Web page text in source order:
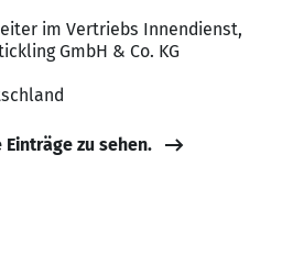
im Vertriebs Innendienst,
GmbH & Co. KG
zu sehen.